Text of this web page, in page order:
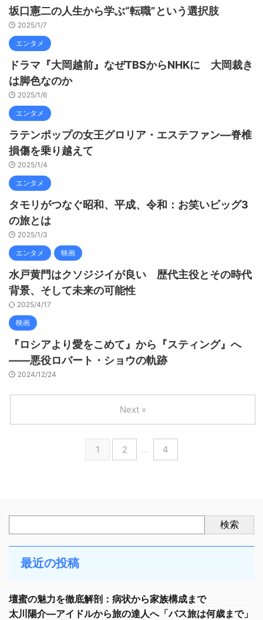
坂口憲二の人生から学ぶ“転職”という選択肢
2025/1/7
エンタメ
ドラマ『大岡越前』なぜTBSからNHKに 大岡裁き
は脚色なのか
2025/1/6
エンタメ
ラテンポップの女王グロリア・エステファン—脊椎
損傷を乗り越えて
2025/1/4
エンタメ
タモリがつなぐ昭和、平成、令和：お笑いビッグ3
の旅とは
2025/1/3
エンタメ 映画
水戸黄門はクソジジイが良い 歴代主役とその時代
背景、そして未来の可能性
2025/4/17
映画
『ロシアより愛をこめて』から『スティング』へ
――悪役ロバート・ショウの軌跡
2024/12/24
1 2 … 4
Next »
検索
最近の投稿
壇蜜の魅力を徹底解剖：病状から家族構成まで
太川陽介—アイドルから旅の達人へ「バス旅は何歳まで」